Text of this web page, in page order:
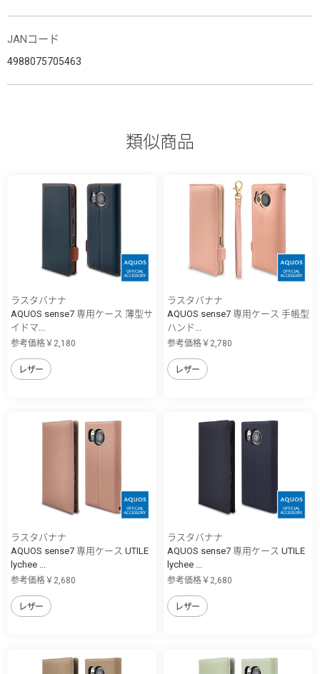
JANコード
4988075705463
類似商品
ラスタバナナ
AQUOS sense7 専用ケース 薄型サ
イドマ...
参考価格￥2,180
レザー
ラスタバナナ
AQUOS sense7 専用ケース 手帳型
ハンド...
参考価格￥2,780
レザー
ラスタバナナ
AQUOS sense7 専用ケース UTILE
lychee ...
参考価格￥2,680
レザー
ラスタバナナ
AQUOS sense7 専用ケース UTILE
lychee ...
参考価格￥2,680
レザー